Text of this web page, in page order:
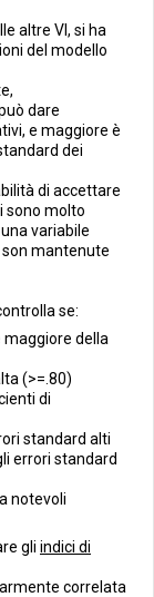
altre VI, si ha
del modello
dare
e maggiore è
dei
di accettare
sono molto
variabile
mantenute
se:
maggiore della
(>=.80)
di
standard alti
errori standard
notevoli
gli indici di
correlata